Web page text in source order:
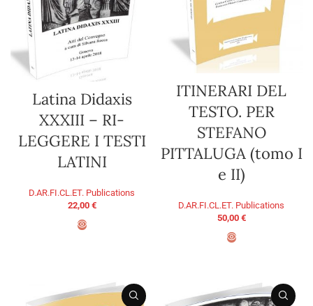
Latina Didaxis
XXXIII – RI-
LEGGERE I TESTI
LATINI
D.AR.FI.CL.ET. Publications
22,00 €
ITINERARI DEL
TESTO. PER
STEFANO
PITTALUGA (tomo I
e II)
D.AR.FI.CL.ET. Publications
50,00 €